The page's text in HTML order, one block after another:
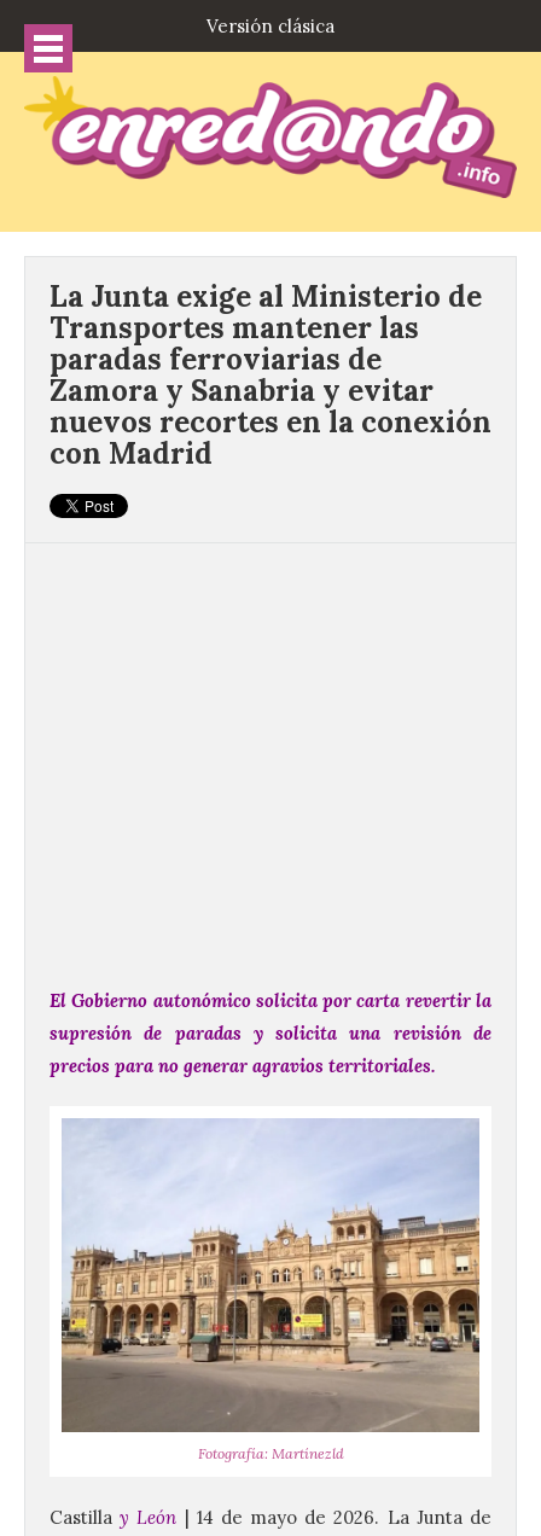
Versión clásica
La Junta exige al Ministerio de
Transportes mantener las
paradas ferroviarias de
Zamora y Sanabria y evitar
nuevos recortes en la conexión
con Madrid
El Gobierno autonómico solicita por carta revertir la
supresión de paradas y solicita una revisión de
precios para no generar agravios territoriales.
Fotografía: Martínezld
Castillay León | 14 de mayo de 2026. La Junta de